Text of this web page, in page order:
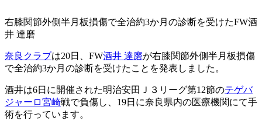
右膝関節外側半月板損傷で全治約3か月の診断を受けたFW酒
井 達磨
奈良クラブは20日、FW酒井 達磨が右膝関節外側半月板損傷
で全治約3か月の診断を受けたことを発表しました。
酒井は6日に開催された明治安田Ｊ３リーグ第12節のテゲバ
ジャーロ宮崎戦で負傷し、19日に奈良県内の医療機関にて手
術を行っています。